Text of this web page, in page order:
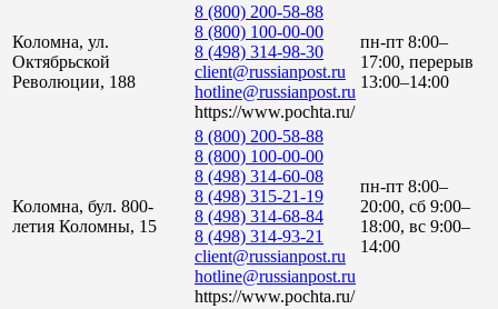
Коломна, ул.
Октябрьской
Революции, 188
8 (800) 200-58-88
8 (800) 100-00-00
8 (498) 314-98-30
client@russianpost.ru
hotline@russianpost.ru
https://www.pochta.ru/
пн-пт 8:00–
17:00, перерыв
13:00–14:00
Коломна, бул. 800-
летия Коломны, 15
8 (800) 200-58-88
8 (800) 100-00-00
8 (498) 314-60-08
8 (498) 315-21-19
8 (498) 314-68-84
8 (498) 314-93-21
client@russianpost.ru
hotline@russianpost.ru
https://www.pochta.ru/
пн-пт 8:00–
20:00, сб 9:00–
18:00, вс 9:00–
14:00